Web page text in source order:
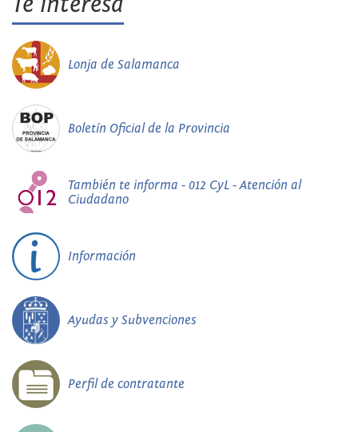
Lonja de Salamanca
Boletín Oficial de la Provincia
También te informa - 012 CyL - Atención al
Ciudadano
Información
Ayudas y Subvenciones
Perfil de contratante